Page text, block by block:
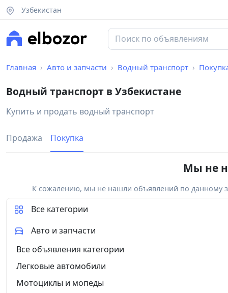
Узбекистан
Главная Авто и запчасти Водный транспорт
Водный транспорт в Узбекистане
Купить и продать водный транспорт
Продажа Покупка
Мы не
К сожалению, мы не нашли объявлений по данному
Все категории
Авто и запчасти
Все объявления категории
Легковые автомобили
Мотоциклы и мопеды